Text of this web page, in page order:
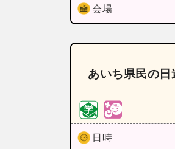
会場
あいち県民の
日時